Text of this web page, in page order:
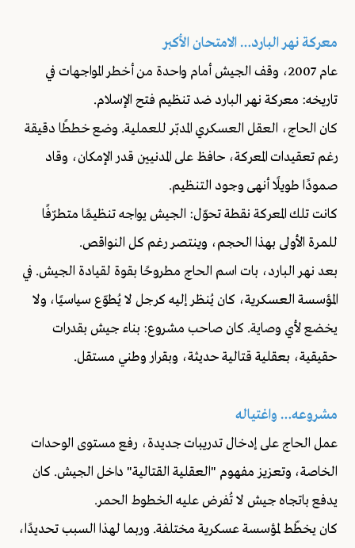
معركة نهر البارد… الامتحان الأكبر
عام 2007، وقف الجيش أمام واحدة من أخطر المواجهات في
تاريخه: معركة نهر البارد ضد تنظيم فتح الإسلام.
كان الحاج، العقل العسكري المدبّر للعملية. وضع خططًا دقيقة
رغم تعقيدات المعركة، حافظ على المدنيين قدر الإمكان، وقاد
صمودًا طويلًا أنهى وجود التنظيم.
كانت تلك المعركة نقطة تحوّل: الجيش يواجه تنظيمًا متطرّفًا
للمرة الأولى بهذا الحجم، وينتصر رغم كل النواقص.
بعد نهر البارد، بات اسم الحاج مطروحًا بقوة لقيادة الجيش. في
المؤسسة العسكرية، كان يُنظر إليه كرجل لا يُطوّع سياسيًا، ولا
يخضع لأي وصاية. كان صاحب مشروع: بناء جيش بقدرات
حقيقية، بعقلية قتالية حديثة، وبقرار وطني مستقل.
مشروعه… واغتياله
عمل الحاج على إدخال تدريبات جديدة، رفع مستوى الوحدات
الخاصة، وتعزيز مفهوم "العقلية القتالية" داخل الجيش. كان
يدفع باتجاه جيش لا تُفرض عليه الخطوط الحمر.
كان يخطّط لمؤسسة عسكرية مختلفة. وربما لهذا السبب تحديدًا،